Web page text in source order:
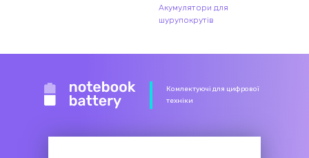
Акумулятори для
шурупокрутів
Комлектуючі для цифрової
техніки